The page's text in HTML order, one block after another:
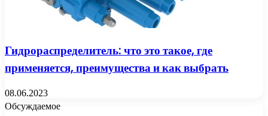
Гидрораспределитель: что это такое, где
применяется, преимущества и как выбрать
08.06.2023
Обсуждаемое